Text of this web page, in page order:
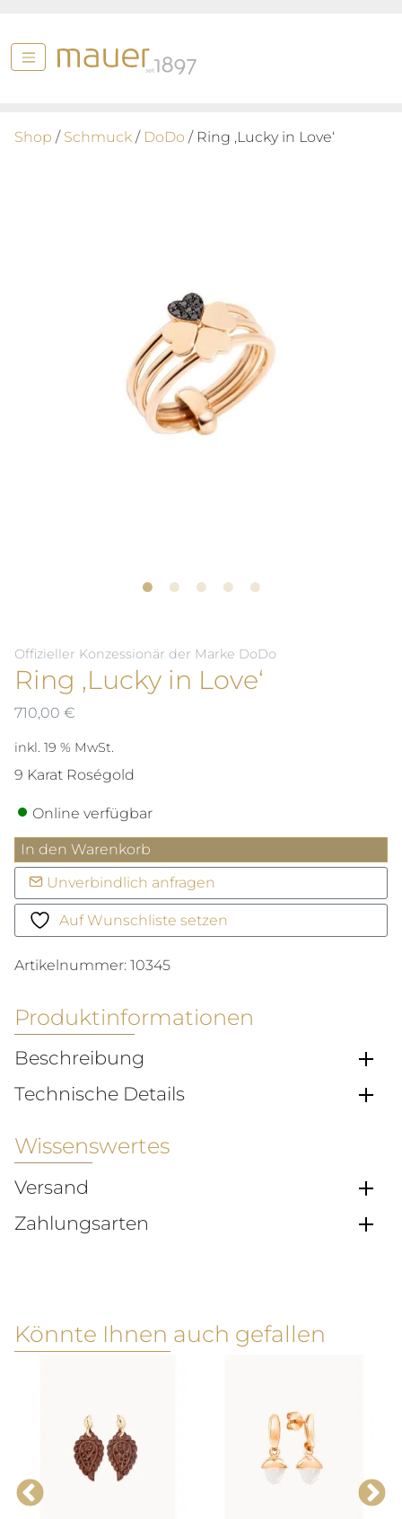
Shop / Schmuck / DoDo / Ring ‚Lucky in Love‘
Offizieller Konzessionär der Marke DoDo
Ring ‚Lucky in Love‘
710,00 €
inkl. 19 % MwSt.
9 Karat Roségold
Online verfügbar
Ring
'Lucky
Love'
Menge
In den Warenkorb
Unverbindlich anfragen
Auf Wunschliste setzen
Artikelnummer: 10345
Produktinformationen
Beschreibung
Technische Details
Wissenswertes
Versand
Zahlungsarten
Könnte Ihnen auch gefallen